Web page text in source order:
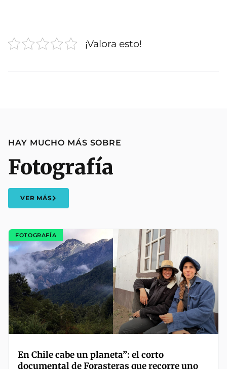
¡Valora esto!
HAY MUCHO MÁS SOBRE
Fotografía
VER MÁS
FOTOGRAFÍA
En Chile cabe un planeta”: el corto
documental de Forasteras que recorre uno